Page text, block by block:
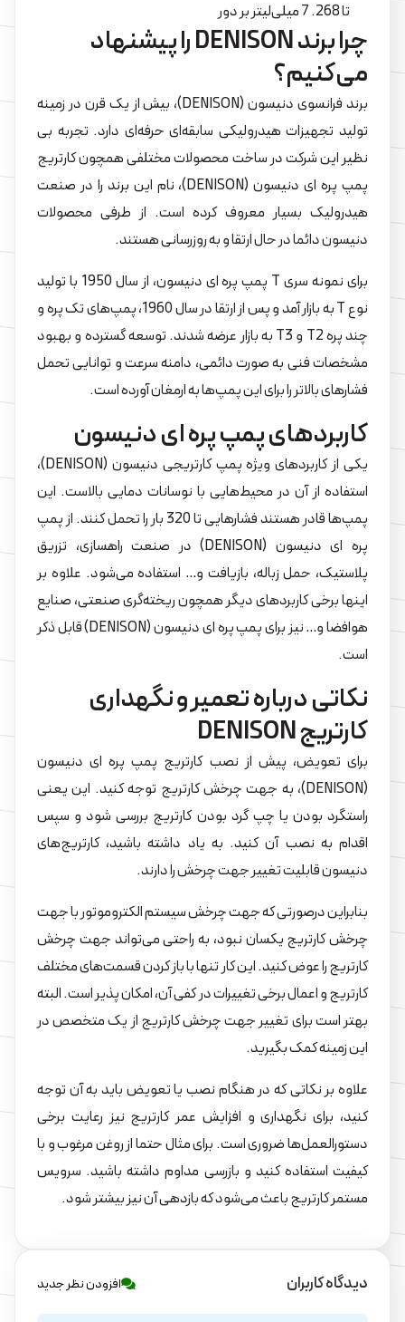
تا 268. 7 میلی‌لیتر بر دور
چرا برند DENISON را پیشنهاد
می‌کنیم؟
برند فرانسوی دنیسون (DENISON)، بیش از یک قرن در زمینه
تولید تجهیزات هیدرولیکی سابقه‌ای حرفه‌ای دارد. تجربه بی
نظیر این شرکت در ساخت محصولات مختلفی همچون کارتریج
پمپ پره ای دنیسون (DENISON)، نام این برند را در صنعت
هیدرولیک بسیار معروف کرده است. از طرفی محصولات
دنیسون دائما در حال ارتقا و به روزرسانی هستند.
برای نمونه سری T پمپ پره ای دنیسون، از سال 1950 با تولید
نوع T به بازار آمد و پس از ارتقا در سال 1960، پمپ‌های تک پره و
چند پره T2 و T3 به بازار عرضه شدند. توسعه گسترده و بهبود
مشخصات فنی به صورت دائمی، دامنه سرعت و توانایی تحمل
فشارهای بالاتر را برای این پمپ‌ها به ارمغان آورده است.
کاربردهای پمپ پره ای دنیسون
یکی از کاربردهای ویژه پمپ کارتریجی دنیسون (DENISON)،
استفاده از آن در محیط‌هایی با نوسانات دمایی بالاست. این
پمپ‌ها قادر هستند فشارهایی تا 320 بار را تحمل کنند. از پمپ
پره ای دنیسون (DENISON) در صنعت راهسازی، تزریق
پلاستیک، حمل زباله، بازیافت و… استفاده می‌شود. علاوه بر
اینها برخی کاربردهای دیگر همچون ریخته‌گری صنعتی، صنایع
هوافضا و… نیز برای پمپ پره ای دنیسون (DENISON) قابل ذکر
است.
نکاتی درباره تعمیر و نگهداری
کارتریج DENISON
برای تعویض، پیش از نصب کارتریج پمپ پره ای دنیسون
(DENISON)، به جهت چرخش کارتریج توجه کنید. این یعنی
راستگرد بودن یا چپ گرد بودن کارتریج بررسی شود و سپس
اقدام به نصب آن کنید. به یاد داشته باشید، کارتریج‌های
دنیسون قابلیت تغییر جهت چرخش را دارند.
بنابراین درصورتی که جهت چرخش سیستم الکتروموتور با جهت
چرخش کارتریج یکسان نبود، به راحتی می‌تواند جهت چرخش
کارتریج را عوض کنید. این کار تنها با باز کردن قسمت‌های مختلف
کارتریج و اعمال برخی تغییرات در کفی آن، امکان پذیر است. البته
بهتر است برای تغییر جهت چرخش کارتریج از یک متخصص در
این زمینه کمک بگیرید.
علاوه بر نکاتی که در هنگام نصب یا تعویض باید به آن توجه
کنید، برای نگهداری و افزایش عمر کارتریج نیز رعایت برخی
دستورالعمل‌ها ضروری است. برای مثال حتما از روغن مرغوب و با
کیفیت استفاده کنید و بازرسی مداوم داشته باشید. سرویس
مستمر کارتریج باعث می‌شود که بازدهی آن نیز بیشتر شود.
دیدگاه کاربران افزودن نظر جدید